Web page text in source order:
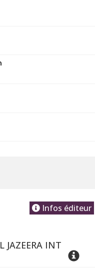
Infos éditeur
JAZEERA INT